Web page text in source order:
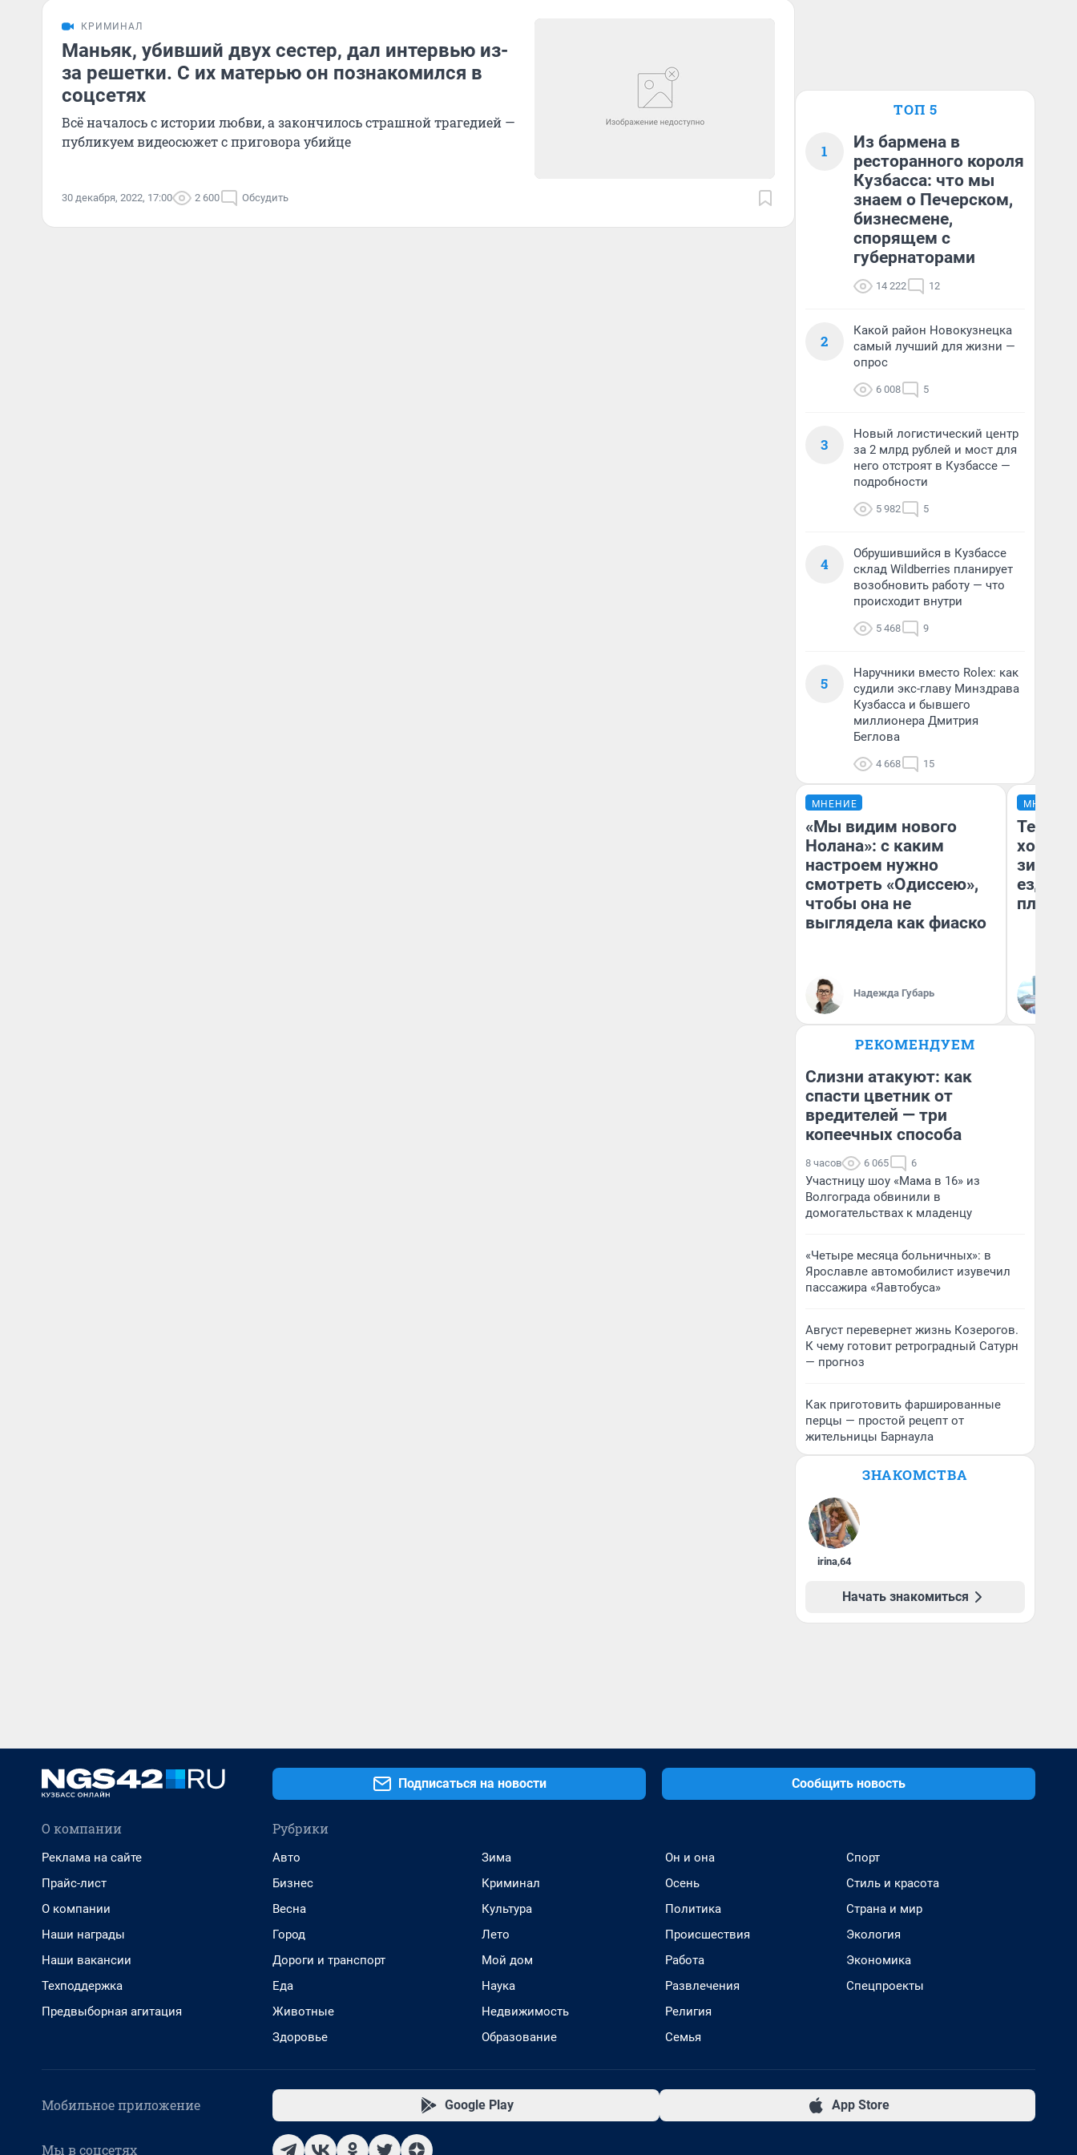
КРИМИНАЛ
Маньяк, убивший двух сестер, дал интервью из-
за решетки. С их матерью он познакомился в
соцсетях
Всё началось с истории любви, а закончилось страшной трагедией —
публикуем видеосюжет с приговора убийце
30 декабря, 2022, 17:00 2 600 Обсудить
ТОП 5
1
Из бармена в
ресторанного короля
Кузбасса: что мы
знаем о Печерском,
бизнесмене,
спорящем с
губернаторами
14 222 12
2
Какой район Новокузнецка
самый лучший для жизни —
опрос
6 008 5
3
Новый логистический центр
за 2 млрд рублей и мост для
него отстроят в Кузбассе —
подробности
5 982 5
4
Обрушившийся в Кузбассе
склад Wildberries планирует
возобновить работу — что
происходит внутри
5 468 9
5
Наручники вместо Rolex: как
судили экс-главу Минздрава
Кузбасса и бывшего
миллионера Дмитрия
Беглова
4 668 15
МНЕНИЕ
«Мы видим нового
Нолана»: с каким
настроем нужно
смотреть «Одиссею»,
чтобы она не
выглядела как фиаско
Надежда Губарь
МНЕНИЕ
Тепло
зимой.
ездит
плюсы
РЕКОМЕНДУЕМ
Слизни атакуют: как
спасти цветник от
вредителей — три
копеечных способа
8 часов 6 065 6
Участницу шоу «Мама в 16» из
Волгограда обвинили в
домогательствах к младенцу
«Четыре месяца больничных»: в
Ярославле автомобилист изувечил
пассажира «Яавтобуса»
Август перевернет жизнь Козерогов.
К чему готовит ретроградный Сатурн
— прогноз
Как приготовить фаршированные
перцы — простой рецепт от
жительницы Барнаула
ЗНАКОМСТВА
irina,64
Начать знакомиться
Подписаться на новости Сообщить новость
О компании
Реклама на сайте
Прайс-лист
О компании
Наши награды
Наши вакансии
Техподдержка
Предвыборная агитация
Рубрики
Авто
Бизнес
Весна
Город
Дороги и транспорт
Еда
Животные
Здоровье
Зима
Криминал
Культура
Лето
Мой дом
Наука
Недвижимость
Образование
Он и она
Осень
Политика
Происшествия
Работа
Развлечения
Религия
Семья
Спорт
Стиль и красота
Страна и мир
Экология
Экономика
Спецпроекты
Мобильное приложение Google Play App Store
Мы в соцсетях